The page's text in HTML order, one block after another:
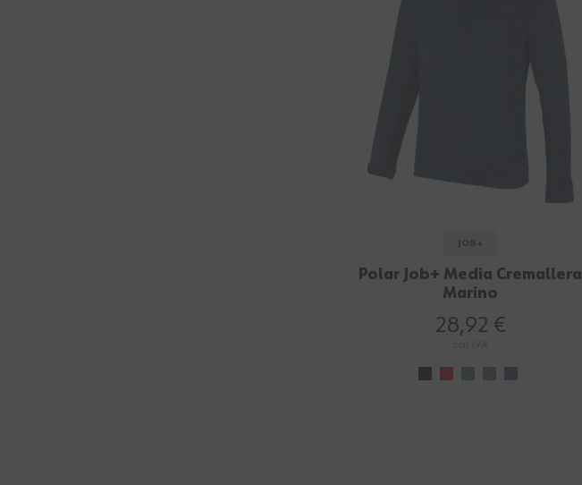
Polar Job+ Media Cremallera
Marino
28,92 €